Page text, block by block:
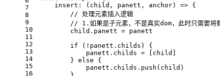
7
8
9
10
11
12
13
14
15
16
insert : ( child, panett, anchor) => {
// 处理元素插入逻辑
// 1.如果是子元素，不是真实dom，此时只需要将
        child.
panett = panett
if (!panett. childs ) {
            panett.
childs = [child]
        }
else {
            panett.
childs . push (child)